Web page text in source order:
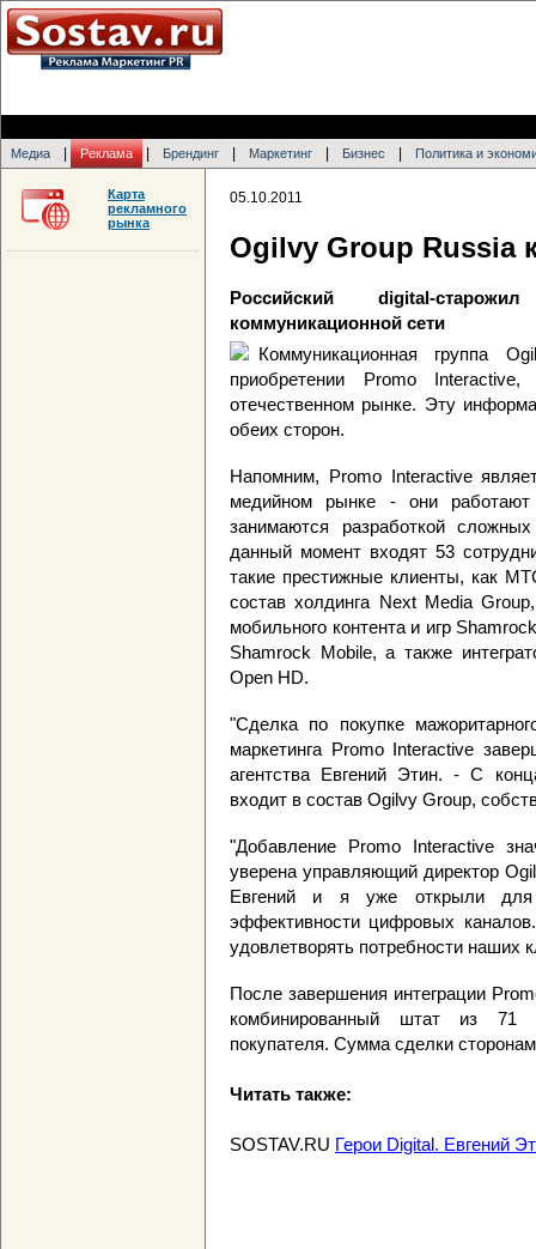
Медиа Реклама Брендинг Маркетинг Бизнес Политика и
05.10.2011
Ogilvy Group Russia
Российский digital-
коммуникационной сети
Коммуникационная группа
приобретении Promo
отечественном рынке. Эту
обеих сторон.
Напомним, Promo Interactive
медийном рынке - они
занимаются разработкой
данный момент входят 53
такие престижные клиенты, как
состав холдинга Next Media
мобильного контента и игр
Shamrock Mobile, а также
Open HD.
"Сделка по покупке
маркетинга Promo Interactive
агентства Евгений Этин. - С
входит в состав Ogilvy Group,
"Добавление Promo Interactive
уверена управляющий директор
Евгений и я уже открыли для
эффективности цифровых
удовлетворять потребности наших
После завершения интеграции
комбинированный штат из 71
покупателя. Сумма сделки
Читать также:
SOSTAV.RU Герои Digital. Евгений
Карта
рекламного
рынка